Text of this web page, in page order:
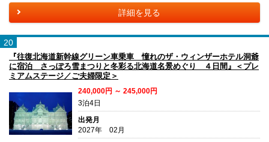
詳細を見る
20
『往復北海道新幹線グリーン車乗車 憧れのザ・ウィンザーホテル洞爺
に宿泊 さっぽろ雪まつりと冬彩る北海道名景めぐり ４日間』＜プレ
ミアムステージ／ご夫婦限定＞
240,000円 ～ 245,000円
3泊4日
出発月
2027年 02月